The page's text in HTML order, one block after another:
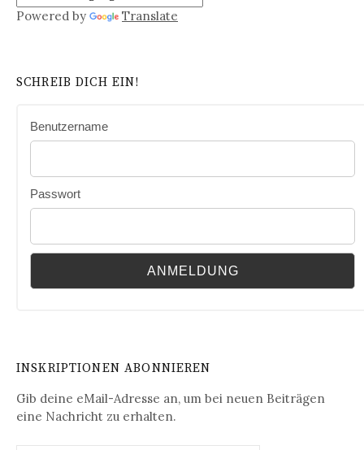
Powered by Translate
SCHREIB DICH EIN!
Benutzername
Passwort
INSKRIPTIONEN ABONNIEREN
Gib deine eMail-Adresse an, um bei neuen Beiträgen
eine Nachricht zu erhalten.